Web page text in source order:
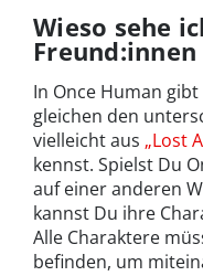
Wieso sehe
In Once Human
gleichen den
vielleicht aus „Lost
kennst. Spielst Du
auf einer anderen
kannst Du ihre
Alle Charaktere
befinden, um